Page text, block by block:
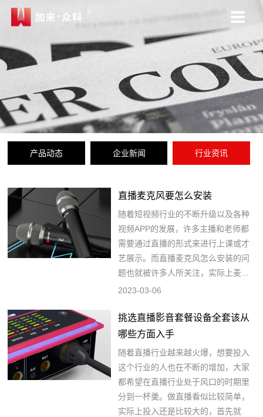
产品动态 企业新闻 行业资讯
直播麦克风要怎么安装
随着短视频行业的不断升级以及各种
视频APP的发展，许多主播和老师都
需要通过直播的形式来进行上课或才
艺展示。而直播麦克风怎么安装的问
题也就被许多人所关注，实际上麦...
2023-03-06
挑选直播影音套餐设备全套该从
哪些方面入手
随着直播行业越来越火爆，想要投入
这个行业的人也在不断的增加，大家
都希望在直播行业处于风口的时期里
分到一杯羹。做直播看似比较简单，
实际上投入还是比较大的，首先就